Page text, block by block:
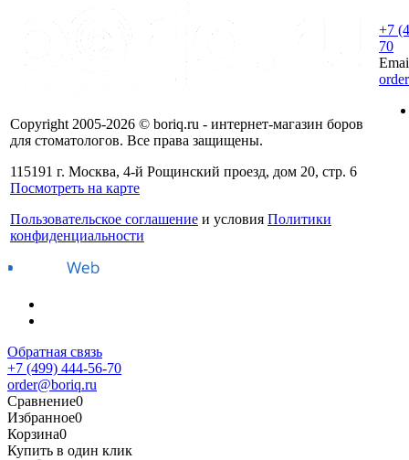
Copyright 2005-2026 © boriq.ru - интернет-магазин боров
для стоматологов. Все права защищены.
115191 г. Москва, 4-й Рощинский проезд, дом 20, стр. 6
Посмотреть на карте
Пользовательское соглашение и условия Политики
конфиденциальности
+7
70
Обратная связь
+7 (499) 444-56-70
order@boriq.ru
Сравнение0
Избранное0
Корзина0
Купить в один клик